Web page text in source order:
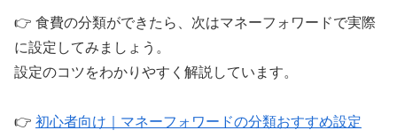
👉 食費の分類ができたら、次はマネーフォワードで実際
に設定してみましょう。
設定のコツをわかりやすく解説しています。
👉 初心者向け｜マネーフォワードの分類おすすめ設定